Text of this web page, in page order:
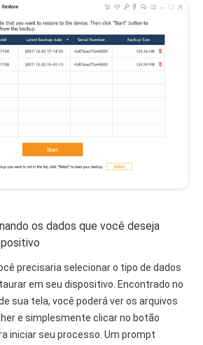
os dados que você deseja
precisaria selecionar o tipo de dados
em seu dispositivo. Encontrado no
sua tela, você poderá ver os arquivos
e simplesmente clicar no botão
iniciar seu processo. Um prompt